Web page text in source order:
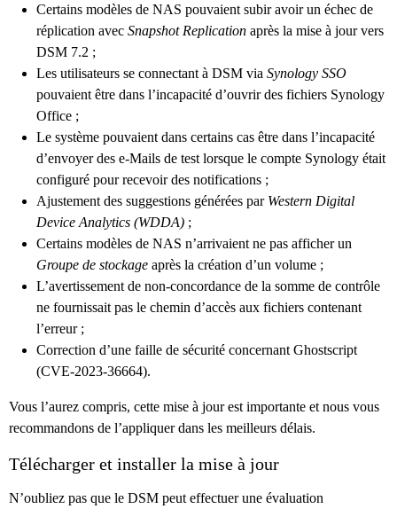
Certains modèles de NAS pouvaient subir avoir un échec de
réplication avec Snapshot Replication après la mise à jour vers
DSM 7.2 ;
Les utilisateurs se connectant à DSM via Synology SSO
pouvaient être dans l’incapacité d’ouvrir des fichiers Synology
Office ;
Le système pouvaient dans certains cas être dans l’incapacité
d’envoyer des e-Mails de test lorsque le compte Synology était
configuré pour recevoir des notifications ;
Ajustement des suggestions générées par Western Digital
Device Analytics (WDDA) ;
Certains modèles de NAS n’arrivaient ne pas afficher un
Groupe de stockage après la création d’un volume ;
L’avertissement de non-concordance de la somme de contrôle
ne fournissait pas le chemin d’accès aux fichiers contenant
l’erreur ;
Correction d’une faille de sécurité concernant Ghostscript
(CVE-2023-36664).
Vous l’aurez compris, cette mise à jour est importante et nous vous
recommandons de l’appliquer dans les meilleurs délais.
Télécharger et installer la mise à jour
N’oubliez pas que le DSM peut effectuer une évaluation